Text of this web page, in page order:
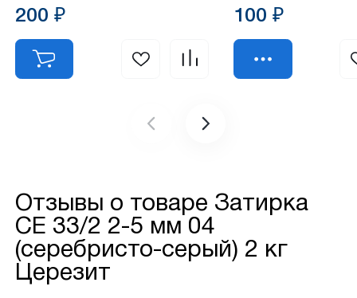
200 ₽ 100 ₽
Отзывы о товаре Затирка
СЕ 33/2 2-5 мм 04
(серебристо-серый) 2 кг
Церезит